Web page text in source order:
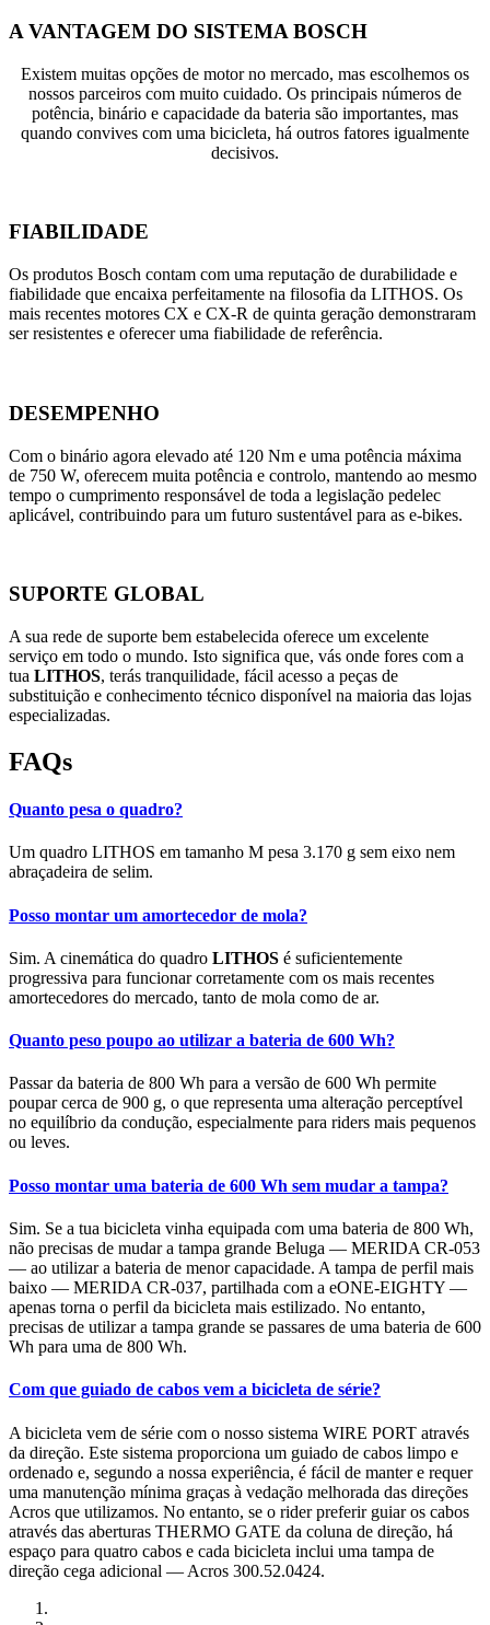
A VANTAGEM DO SISTEMA BOSCH
Existem muitas opções de motor no mercado, mas escolhemos os
nossos parceiros com muito cuidado. Os principais números de
potência, binário e capacidade da bateria são importantes, mas
quando convives com uma bicicleta, há outros fatores igualmente
decisivos.
FIABILIDADE
Os produtos Bosch contam com uma reputação de durabilidade e
fiabilidade que encaixa perfeitamente na filosofia da LITHOS. Os
mais recentes motores CX e CX-R de quinta geração demonstraram
ser resistentes e oferecer uma fiabilidade de referência.
DESEMPENHO
Com o binário agora elevado até 120 Nm e uma potência máxima
de 750 W, oferecem muita potência e controlo, mantendo ao mesmo
tempo o cumprimento responsável de toda a legislação pedelec
aplicável, contribuindo para um futuro sustentável para as e-bikes.
SUPORTE GLOBAL
A sua rede de suporte bem estabelecida oferece um excelente
serviço em todo o mundo. Isto significa que, vás onde fores com a
tua LITHOS, terás tranquilidade, fácil acesso a peças de
substituição e conhecimento técnico disponível na maioria das lojas
especializadas.
FAQs
Quanto pesa o quadro?
Um quadro LITHOS em tamanho M pesa 3.170 g sem eixo nem
abraçadeira de selim.
Posso montar um amortecedor de mola?
Sim. A cinemática do quadro LITHOS é suficientemente
progressiva para funcionar corretamente com os mais recentes
amortecedores do mercado, tanto de mola como de ar.
Quanto peso poupo ao utilizar a bateria de 600 Wh?
Passar da bateria de 800 Wh para a versão de 600 Wh permite
poupar cerca de 900 g, o que representa uma alteração perceptível
no equilíbrio da condução, especialmente para riders mais pequenos
ou leves.
Posso montar uma bateria de 600 Wh sem mudar a tampa?
Sim. Se a tua bicicleta vinha equipada com uma bateria de 800 Wh,
não precisas de mudar a tampa grande Beluga — MERIDA CR-053
— ao utilizar a bateria de menor capacidade. A tampa de perfil mais
baixo — MERIDA CR-037, partilhada com a eONE-EIGHTY —
apenas torna o perfil da bicicleta mais estilizado. No entanto,
precisas de utilizar a tampa grande se passares de uma bateria de 600
Wh para uma de 800 Wh.
Com que guiado de cabos vem a bicicleta de série?
A bicicleta vem de série com o nosso sistema WIRE PORT através
da direção. Este sistema proporciona um guiado de cabos limpo e
ordenado e, segundo a nossa experiência, é fácil de manter e requer
uma manutenção mínima graças à vedação melhorada das direções
Acros que utilizamos. No entanto, se o rider preferir guiar os cabos
através das aberturas THERMO GATE da coluna de direção, há
espaço para quatro cabos e cada bicicleta inclui uma tampa de
direção cega adicional — Acros 300.52.0424.